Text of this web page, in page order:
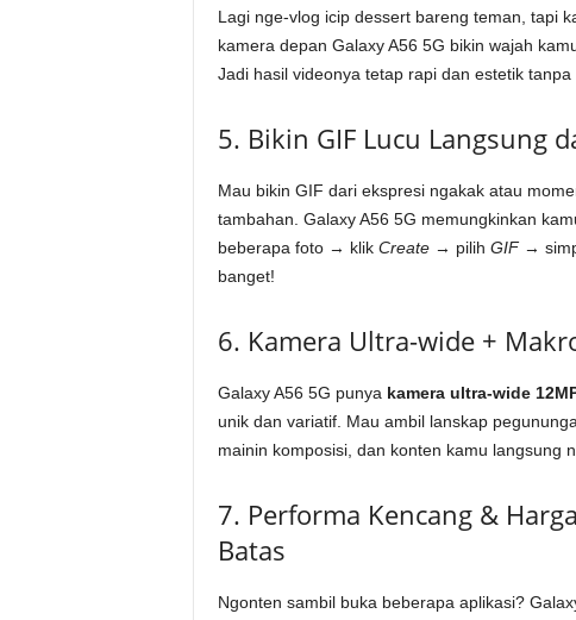
Lagi nge-vlog icip dessert bareng teman, tapi
kamera depan Galaxy A56 5G bikin wajah
Jadi hasil videonya tetap rapi dan estetik tanpa
5. Bikin GIF Lucu Langsung
Mau bikin GIF dari ekspresi ngakak atau
tambahan. Galaxy A56 5G memungkinkan
beberapa foto → klik Create→ pilih GIF→
banget!
6. Kamera Ultra-wide +
Galaxy A56 5G punya kamera ultra-wide
unik dan variatif. Mau ambil lanskap
mainin komposisi, dan konten kamu langsung
7. Performa Kencang &
Batas
Ngonten sambil buka beberapa aplikasi?